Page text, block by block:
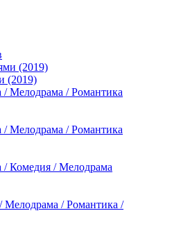
(2019)
Мелодрама / Романтика
Мелодрама / Романтика
Комедия / Мелодрама
/ Романтика /